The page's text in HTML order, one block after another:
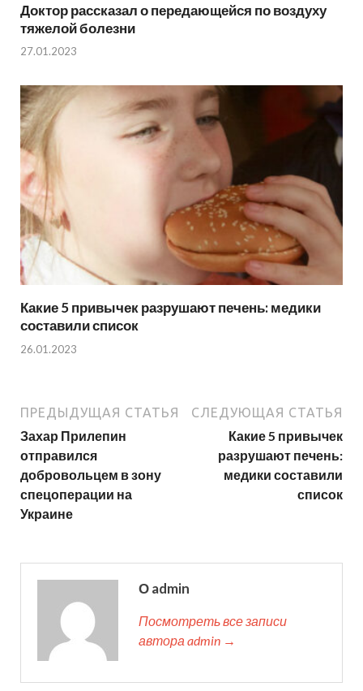
Доктор рассказал о передающейся по воздуху
тяжелой болезни
27.01.2023
Какие 5 привычек разрушают печень: медики
составили список
26.01.2023
ПРЕДЫДУЩАЯ СТАТЬЯ
Захар Прилепин
отправился
добровольцем в зону
спецоперации на
Украине
СЛЕДУЮЩАЯ СТАТЬЯ
Какие 5 привычек
разрушают печень:
медики составили
список
О admin
Посмотреть все записи
автора admin →